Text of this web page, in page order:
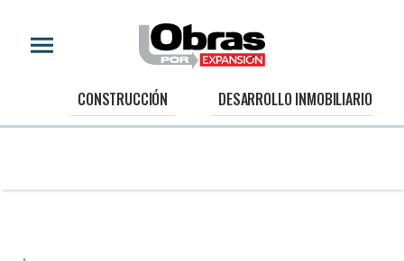
CONSTRUCCIÓN DESARROLLO INMOBILIARIO